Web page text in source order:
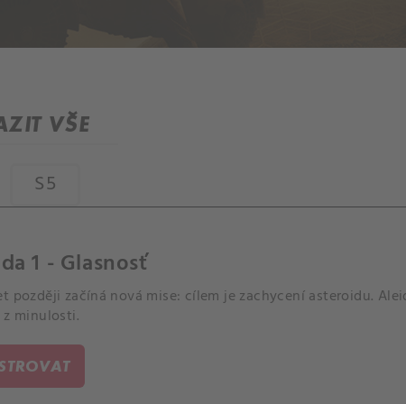
VŠE
S5
1 - Glasnosť
později začíná nová mise: cílem je zachycení asteroidu.
minulosti.